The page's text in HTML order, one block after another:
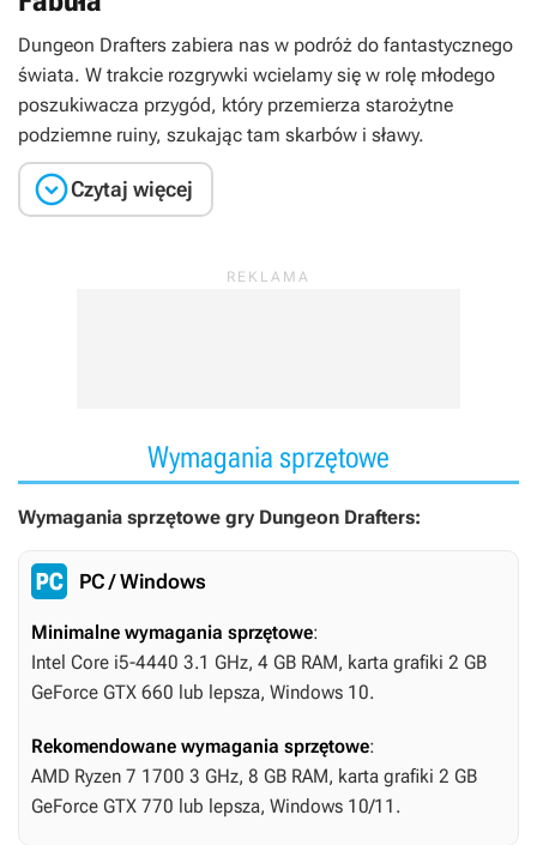
Dungeon Drafters zabiera nas w podróż do fantastycznego
świata. W trakcie rozgrywki wcielamy się w rolę młodego
poszukiwacza przygód, który przemierza starożytne
podziemne ruiny, szukając tam skarbów i sławy.
Czytaj więcej
Wymagania sprzętowe
Wymagania sprzętowe gry Dungeon Drafters:
PC / Windows
Minimalne wymagania sprzętowe:
Intel Core i5-4440 3.1 GHz, 4 GB RAM, karta grafiki 2 GB
GeForce GTX 660 lub lepsza, Windows 10.
Rekomendowane wymagania sprzętowe:
AMD Ryzen 7 1700 3 GHz, 8 GB RAM, karta grafiki 2 GB
GeForce GTX 770 lub lepsza, Windows 10/11.